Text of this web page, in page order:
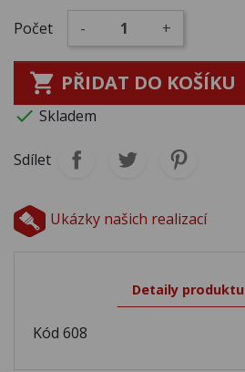
Počet - +
 PŘIDAT DO KOŠÍKU
 Skladem
Sdílet
Ukázky našich realizací
Detaily produktu
Kód 608